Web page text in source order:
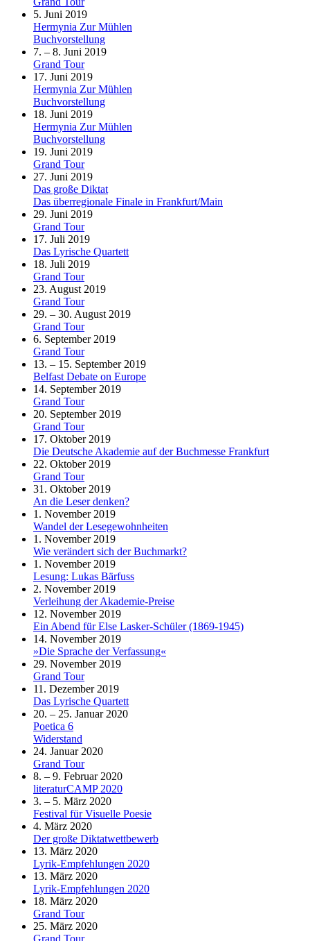
5. Juni 2019
Hermynia Zur Mühlen
Buchvorstellung
7. – 8. Juni 2019
Grand Tour
17. Juni 2019
Hermynia Zur Mühlen
Buchvorstellung
18. Juni 2019
Hermynia Zur Mühlen
Buchvorstellung
19. Juni 2019
Grand Tour
27. Juni 2019
Das große Diktat
Das überregionale Finale in Frankfurt/Main
29. Juni 2019
Grand Tour
17. Juli 2019
Das Lyrische Quartett
18. Juli 2019
Grand Tour
23. August 2019
Grand Tour
29. – 30. August 2019
Grand Tour
6. September 2019
Grand Tour
13. – 15. September 2019
Belfast Debate on Europe
14. September 2019
Grand Tour
20. September 2019
Grand Tour
17. Oktober 2019
Die Deutsche Akademie auf der Buchmesse Frankfurt
22. Oktober 2019
Grand Tour
31. Oktober 2019
An die Leser denken?
1. November 2019
Wandel der Lesegewohnheiten
1. November 2019
Wie verändert sich der Buchmarkt?
1. November 2019
Lesung: Lukas Bärfuss
2. November 2019
Verleihung der Akademie-Preise
12. November 2019
Ein Abend für Else Lasker-Schüler (1869-1945)
14. November 2019
»Die Sprache der Verfassung«
29. November 2019
Grand Tour
11. Dezember 2019
Das Lyrische Quartett
20. – 25. Januar 2020
Poetica 6
Widerstand
24. Januar 2020
Grand Tour
8. – 9. Februar 2020
literaturCAMP 2020
3. – 5. März 2020
Festival für Visuelle Poesie
4. März 2020
Der große Diktatwettbewerb
13. März 2020
Lyrik-Empfehlungen 2020
13. März 2020
Lyrik-Empfehlungen 2020
18. März 2020
Grand Tour
25. März 2020
Grand Tour